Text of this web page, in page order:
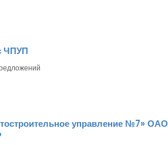
ЧПУП
управление №7» ОАО